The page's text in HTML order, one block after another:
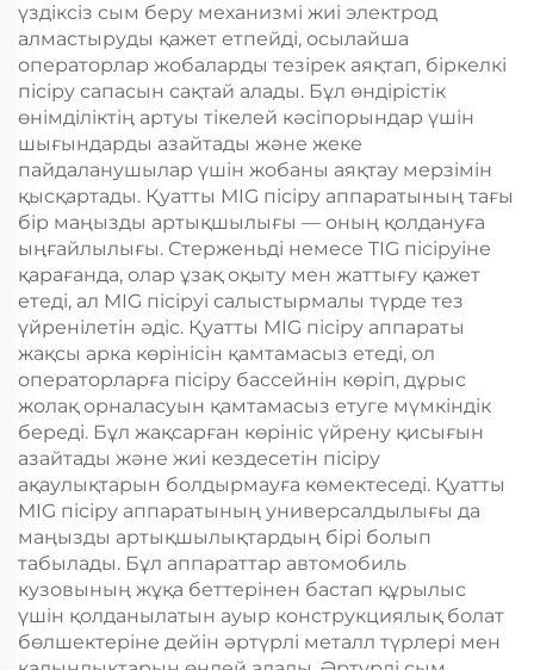
үздіксіз сым беру механизмі жиі электрод
алмастыруды қажет етпейді, осылайша
операторлар жобаларды тезірек аяқтап, біркелкі
пісіру сапасын сақтай алады. Бұл өндірістік
өнімділіктің артуы тікелей кәсіпорындар үшін
шығындарды азайтады және жеке
пайдаланушылар үшін жобаны аяқтау мерзімін
қысқартады. Қуатты MIG пісіру аппаратының тағы
бір маңызды артықшылығы — оның қолдануға
ыңғайлылығы. Стерженьді немесе TIG пісіруіне
қарағанда, олар ұзақ оқыту мен жаттығу қажет
етеді, ал MIG пісіруі салыстырмалы түрде тез
үйренілетін әдіс. Қуатты MIG пісіру аппараты
жақсы арка көрінісін қамтамасыз етеді, ол
операторларға пісіру бассейнін көріп, дұрыс
жолақ орналасуын қамтамасыз етуге мүмкіндік
береді. Бұл жақсарған көрініс үйрену қисығын
азайтады және жиі кездесетін пісіру
ақаулықтарын болдырмауға көмектеседі. Қуатты
MIG пісіру аппаратының универсалдылығы да
маңызды артықшылықтардың бірі болып
табылады. Бұл аппараттар автомобиль
кузовының жұқа беттерінен бастап құрылыс
үшін қолданылатын ауыр конструкциялық болат
бөлшектеріне дейін әртүрлі металл түрлері мен